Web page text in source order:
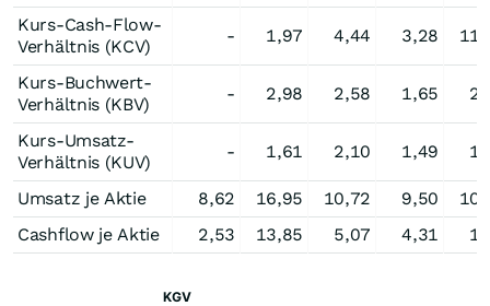
Kurs-Cash-Flow-
Verhältnis (KCV)
- 1,97 4,44 3,28
Kurs-Buchwert-
Verhältnis (KBV)
- 2,98 2,58 1,65
Kurs-Umsatz-
Verhältnis (KUV)
- 1,61 2,10 1,49
Umsatz je Aktie 8,62 16,95 10,72 9,50
Cashflow je Aktie
2,53 13,85 5,07 4,31
KGV